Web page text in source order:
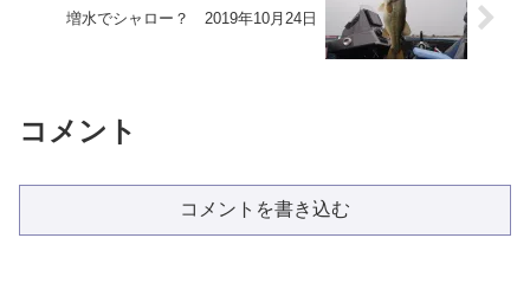
増水でシャロー？ 2019年10月24日
コメント
コメントを書き込む